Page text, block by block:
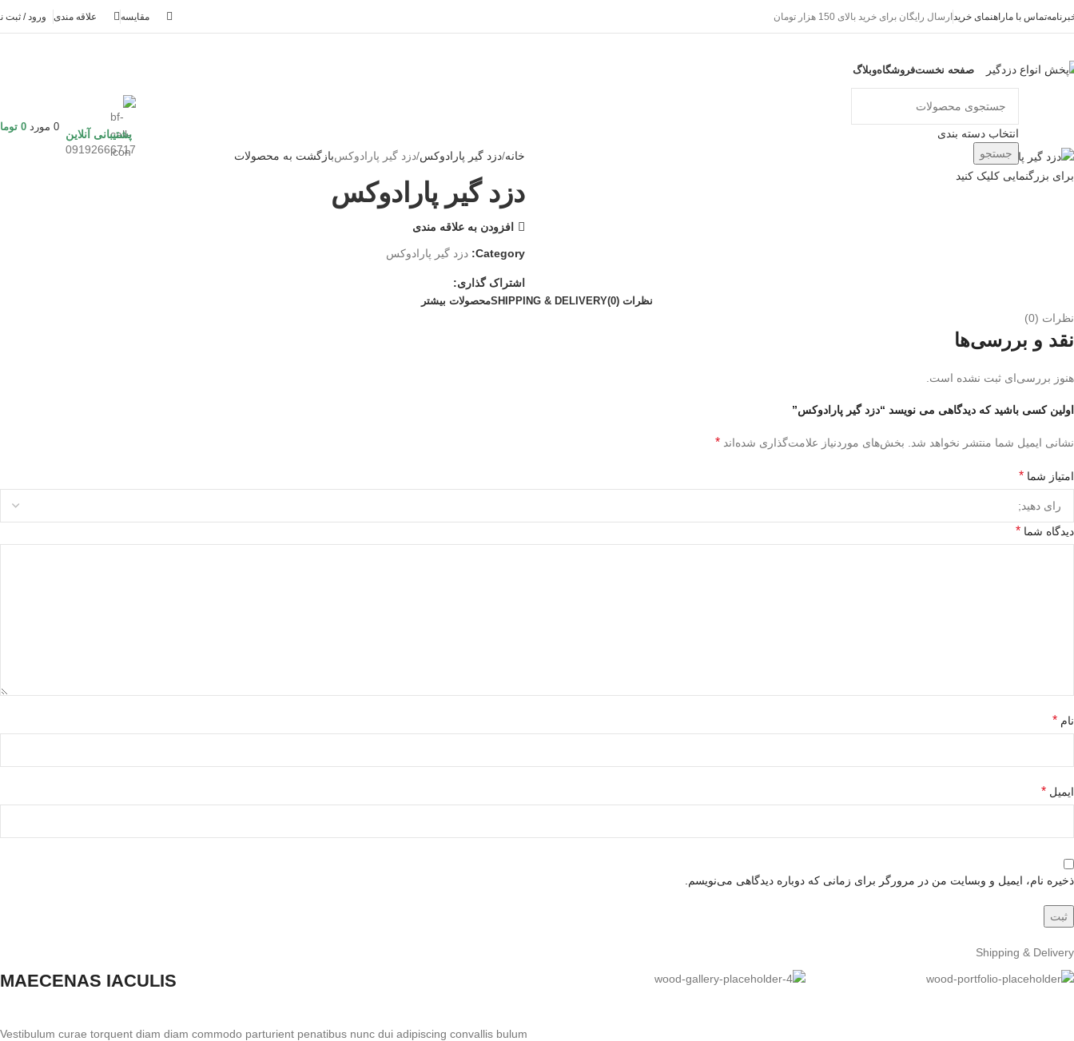
تماس با ماراهنمای خرید ارسال رایگان برای خرید بالای 150 هزار تومان مقايسه علاقه مندی ورود / ثبت
صفحه نخستفروشگاهوبلاگ
انتخاب دسته بندی
جستجو
پشتیبانی آنلاین
09192666717
0 مورد 0
برای بزرگنمایی کلیک کنید
خانه دزد گیر پارادوکس دزد گیر پارادوکسبازگشت به محصولات
دزد گیر پارادوکس
افزودن به علاقه مندی
Category: دزد گیر پارادوکس
اشتراک گذاری:
نظرات (0) SHIPPING & DELIVERYمحصولات بیشتر
نظرات (0)
نقد و بررسی‌ها
هنوز بررسی‌ای ثبت نشده است.
اولین کسی باشید که دیدگاهی می نویسد “دزد گیر پارادوکس”
نشانی ایمیل شما منتشر نخواهد شد. بخش‌های موردنیاز علامت‌گذاری شده‌اند *
امتیاز شما *
دیدگاه شما *
نام *
ایمیل *
ذخیره نام، ایمیل و وبسایت من در مرورگر برای زمانی که دوباره دیدگاهی می‌نویسم.
Shipping & Delivery
MAECENAS IACULIS
Vestibulum curae torquent diam diam commodo parturient penatibus nunc dui adipiscing convallis bulum